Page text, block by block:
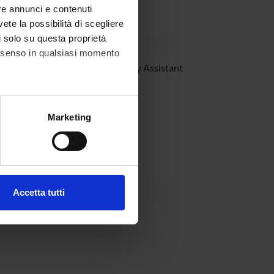
annunci e contenuti
la possibilità di scegliere
su questa proprietà
in qualsiasi momento
metro,Marketing
Accetta tutti
for medical research.
Temporary Assistant